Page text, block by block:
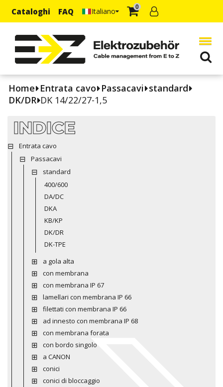
Cataloghi FAQ Italiano 0
Home Entrata cavo Passacavi standard
DK/DR DK 14/22/27-1,5
INDICE
Entrata cavo
Passacavi
standard
400/600
DA/DC
DKA
KB/KP
DK/DR
DK-TPE
a gola alta
con membrana
con membrana IP 67
lamellari con membrana IP 66
filettati con membrana IP 66
ad innesto con membrana IP 68
con membrana forata
con bordo singolo
a CANON
conici
conici di bloccaggio